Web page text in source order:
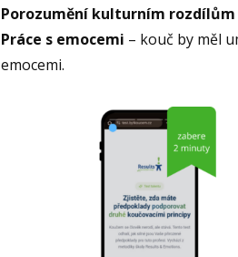
Porozumění kulturním rozdílům
Práce s emocemi – kouč by měl
emocemi.